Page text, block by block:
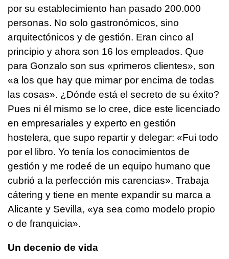
por su establecimiento han pasado 200.000
personas. No solo gastronómicos, sino
arquitectónicos y de gestión. Eran cinco al
principio y ahora son 16 los empleados. Que
para Gonzalo son sus «primeros clientes», son
«a los que hay que mimar por encima de todas
las cosas». ¿Dónde está el secreto de su éxito?
Pues ni él mismo se lo cree, dice este licenciado
en empresariales y experto en gestión
hostelera, que supo repartir y delegar: «Fui todo
por el libro. Yo tenía los conocimientos de
gestión y me rodeé de un equipo humano que
cubrió a la perfección mis carencias». Trabaja
cátering y tiene en mente expandir su marca a
Alicante y Sevilla, «ya sea como modelo propio
o de franquicia».
Un decenio de vida